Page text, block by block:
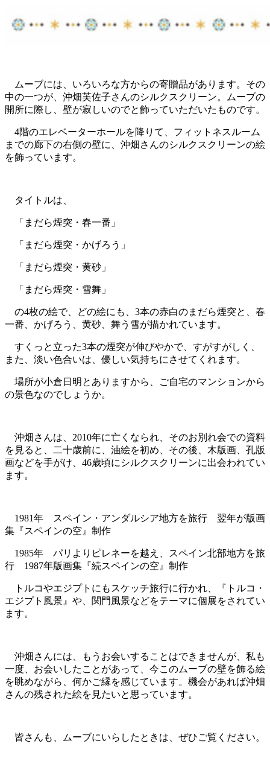
ムーブには、いろいろな方からの寄贈品があります。その
中の一つが、沖畑芙佐子さんのシルクスクリーン。ムーブの
開所に際し、壁が寂しいのでと飾っていただいたものです。
4階のエレベーターホールを降りて、フィットネスルーム
までの廊下の右側の壁に、沖畑さんのシルクスクリーンの絵
を飾っています。
タイトルは、
「まだら煙突・春一番」
「まだら煙突・かげろう」
「まだら煙突・黄砂」
「まだら煙突・雪舞」
の4枚の絵で、どの絵にも、3本の赤白のまだら煙突と、春
一番、かげろう、黄砂、舞う雪が描かれています。
すくっと立った3本の煙突が伸びやかで、すがすがしく、
また、淡い色合いは、優しい気持ちにさせてくれます。
場所が小倉日明とありますから、ご自宅のマンションから
の景色なのでしょうか。
沖畑さんは、2010年に亡くなられ、そのお別れ会での資料
を見ると、二十歳前に、油絵を初め、その後、木版画、孔版
画などを手がけ、46歳頃にシルクスクリーンに出会われてい
ます。
1981年 スペイン・アンダルシア地方を旅行 翌年が版画
集『スペインの空』制作
1985年 パリよりピレネーを越え、スペイン北部地方を旅
行 1987年版画集『続スペインの空』制作
トルコやエジプトにもスケッチ旅行に行かれ、『トルコ・
エジプト風景』や、関門風景などをテーマに個展をされてい
ます。
沖畑さんには、もうお会いすることはできませんが、私も
一度、お会いしたことがあって、今このムーブの壁を飾る絵
を眺めながら、何かご縁を感じています。機会があれば沖畑
さんの残された絵を見たいと思っています。
皆さんも、ムーブにいらしたときは、ぜひご覧ください。